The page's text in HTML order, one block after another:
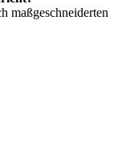
maßgeschneiderten